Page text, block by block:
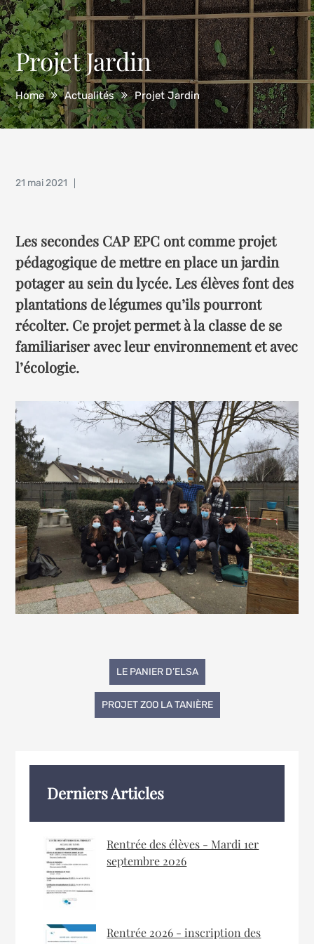
Projet Jardin
Home Actualités Projet Jardin
Posted
21 mai 2021
Les secondes CAP EPC ont comme projet
pédagogique de mettre en place un jardin
potager au sein du lycée. Les élèves font des
plantations de légumes qu’ils pourront
récolter. Ce projet permet à la classe de se
familiariser avec leur environnement et avec
l’écologie.
NavigationLE PANIER D’ELSA
PROJET ZOO LA TANIÈRE
Derniers Articles
Rentrée des élèves - Mardi 1er
septembre 2026
Rentrée 2026 - inscription des